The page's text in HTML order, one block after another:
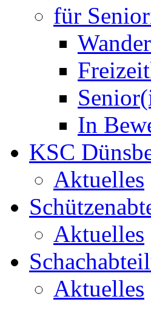
für
In
KSC
Aktuelles
Aktuelles
Aktuelles